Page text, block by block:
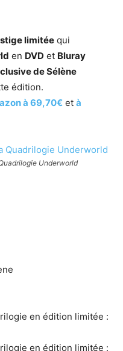
limitée qui
en DVD et Bluray
de Sélène
édition.
à 69,70€ et à
Underworld
en édition limitée :
en édition limitée :